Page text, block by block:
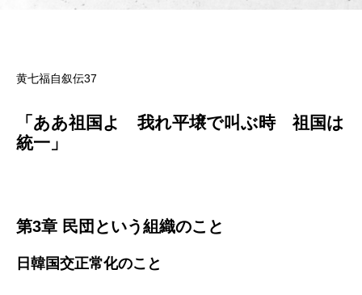
黄七福自叙伝37
「ああ祖国よ 我れ平壌で叫ぶ時 祖国は
統一」
第3章 民団という組織のこと
日韓国交正常化のこと